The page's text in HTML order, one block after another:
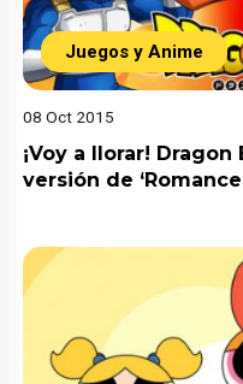
Juegos y Anime
08 Oct 2015
¡Voy a llorar!
versión de